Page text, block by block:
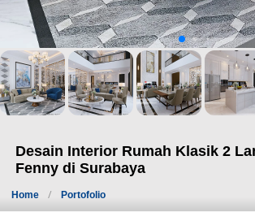
Desain Interior Rumah Klasik 2
Fenny di Surabaya
Home Portofolio